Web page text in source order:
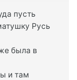
пусть
Русь
была в
и там